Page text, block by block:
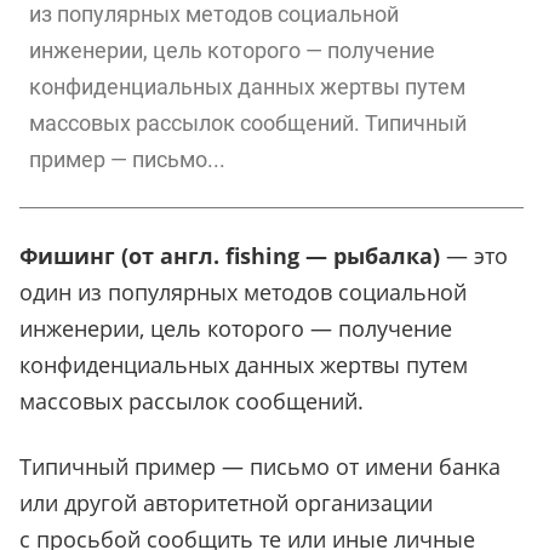
из популярных методов социальной
инженерии, цель которого — получение
конфиденциальных данных жертвы путем
массовых рассылок сообщений. Типичный
пример — письмо...
Фишинг (от англ. fishing — рыбалка) — это
один из популярных методов социальной
инженерии, цель которого — получение
конфиденциальных данных жертвы путем
массовых рассылок сообщений.
Типичный пример — письмо от имени банка
или другой авторитетной организации
с просьбой сообщить те или иные личные